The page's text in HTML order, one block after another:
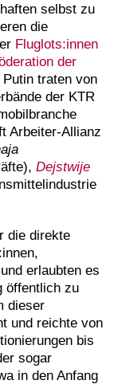
selbst zu
die
Fluglots:innen
der
traten von
der KTR
Arbeiter-Allianz
Dejstwije
die direkte
erlaubten es
öffentlich zu
dieser
und reichte von
bis
sogar
in den Anfang